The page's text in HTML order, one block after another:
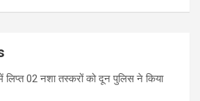
लिप्त 02 नशा तस्करों को दून पुलिस ने किया